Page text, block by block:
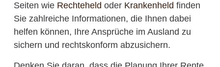
Seiten wie Rechteheld oder Krankenheld finden
Sie zahlreiche Informationen, die Ihnen dabei
helfen können, Ihre Ansprüche im Ausland zu
sichern und rechtskonform abzusichern.